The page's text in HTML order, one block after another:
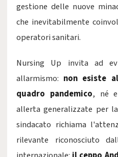
gestione delle nuove
che inevitabilmente
operatori sanitari.
Nursing Up invita ad
allarmismo: non esiste
quadro pandemico, né
allerta generalizzate per
sindacato richiama
rilevante riconosciuto